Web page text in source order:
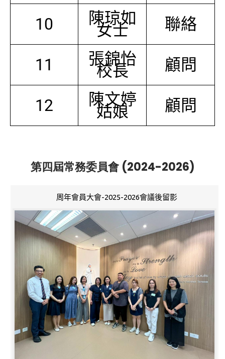
10 陳琼如
女士 聯絡
11 張錦怡
校長 顧問
12 陳文婷
姑娘 顧問
第四屆常務委員會 (2024-2026)
周年會員大會-2025-2026會議後留影